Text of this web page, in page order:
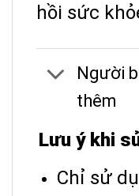
hồi sức
Người
thêm
Lưu ý khi
Chỉ sử